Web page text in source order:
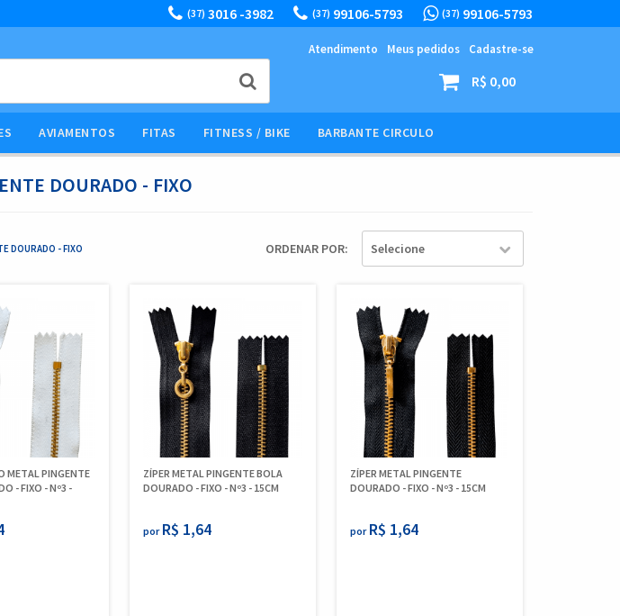
(37) 3016 -3982 (37) 99106-5793 (37) 99106-5793
Atendimento Meus pedidos Cadastre-se
R$ 0,00
AVIAMENTOS FITAS FITNESS / BIKE BARBANTE CIRCULO
DOURADO - FIXO
DOURADO - FIXO ORDENAR POR Selecione
METAL PINGENTE
- FIXO - Nº3 -
ZÍPER METAL PINGENTE BOLA
DOURADO - FIXO - Nº3 - 15CM
por R$ 1,64
ZÍPER METAL PINGENTE
DOURADO - FIXO - Nº3 - 15CM
por R$ 1,64